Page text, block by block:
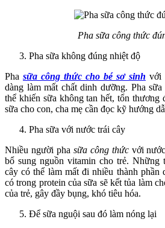
Pha sữa công thức
Pha sữa không đúng nhiệt độ
Pha sữa công thức cho bé sơ sinh với
dàng làm mất chất dinh dưỡng. Pha
thể khiến sữa không tan hết, tổn thương
sữa cho con, cha mẹ cần đọc kỹ hướng
Pha sữa với nước trái cây
Nhiều người pha sữa công thứcvới
bổ sung nguồn vitamin cho trẻ. Những
cây có thể làm mất đi nhiều thành phần
có trong protein của sữa sẽ kết tủa làm
của trẻ, gây đầy bụng, khó tiêu hóa.
Để sữa nguội sau đó làm nóng lại